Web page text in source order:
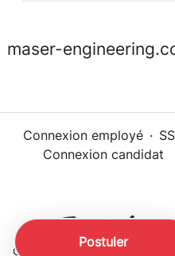
Postuler
maser-
Connexion employé ·
Connexion candidat
Outil de recrutementde